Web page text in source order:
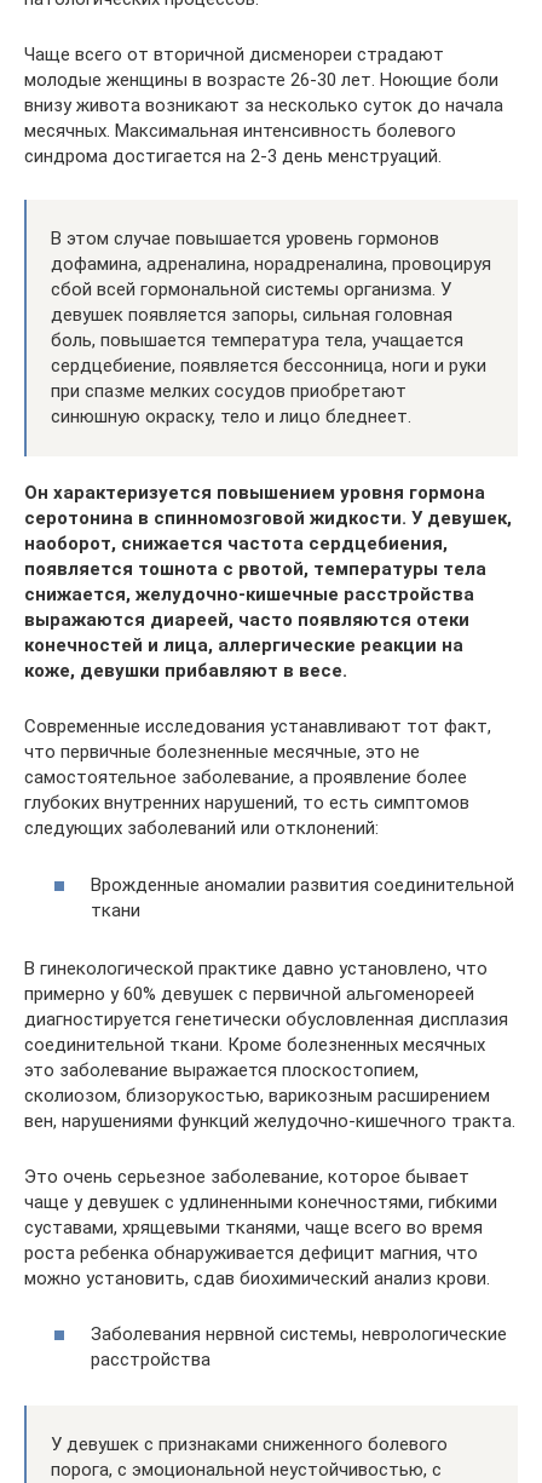
Чаще всего от вторичной дисменореи страдают
молодые женщины в возрасте 26-30 лет. Ноющие боли
внизу живота возникают за несколько суток до начала
месячных. Максимальная интенсивность болевого
синдрома достигается на 2-3 день менструаций.
В этом случае повышается уровень гормонов
дофамина, адреналина, норадреналина, провоцируя
сбой всей гормональной системы организма. У
девушек появляется запоры, сильная головная
боль, повышается температура тела, учащается
сердцебиение, появляется бессонница, ноги и руки
при спазме мелких сосудов приобретают
синюшную окраску, тело и лицо бледнеет.
Он характеризуется повышением уровня гормона
серотонина в спинномозговой жидкости. У девушек,
наоборот, снижается частота сердцебиения,
появляется тошнота с рвотой, температуры тела
снижается, желудочно-кишечные расстройства
выражаются диареей, часто появляются отеки
конечностей и лица, аллергические реакции на
коже, девушки прибавляют в весе.
Современные исследования устанавливают тот факт,
что первичные болезненные месячные, это не
самостоятельное заболевание, а проявление более
глубоких внутренних нарушений, то есть симптомов
следующих заболеваний или отклонений:
Врожденные аномалии развития соединительной
ткани
В гинекологической практике давно установлено, что
примерно у 60% девушек с первичной альгоменореей
диагностируется генетически обусловленная дисплазия
соединительной ткани. Кроме болезненных месячных
это заболевание выражается плоскостопием,
сколиозом, близорукостью, варикозным расширением
вен, нарушениями функций желудочно-кишечного тракта.
Это очень серьезное заболевание, которое бывает
чаще у девушек с удлиненными конечностями, гибкими
суставами, хрящевыми тканями, чаще всего во время
роста ребенка обнаруживается дефицит магния, что
можно установить, сдав биохимический анализ крови.
Заболевания нервной системы, неврологические
расстройства
У девушек с признаками сниженного болевого
порога, с эмоциональной неустойчивостью, с